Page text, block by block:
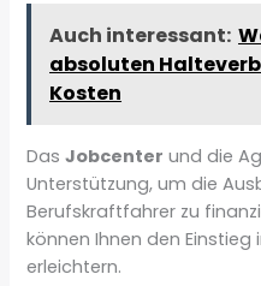
Auch interessant:
absoluten
Kosten
DasJobcenter und die
Unterstützung, um die
Berufskraftfahrer zu
können Ihnen den
erleichtern.